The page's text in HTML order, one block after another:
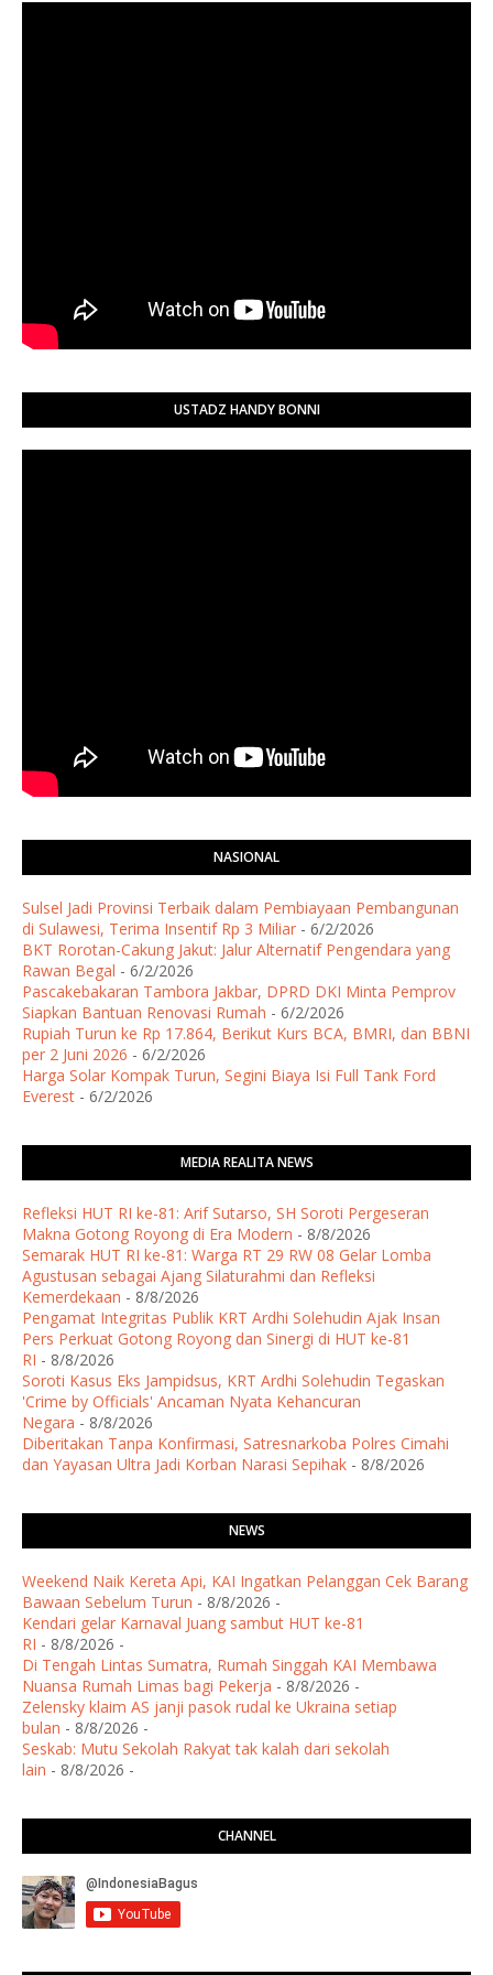
USTADZ HANDY BONNI
NASIONAL
Sulsel Jadi Provinsi Terbaik dalam Pembiayaan Pembangunan
di Sulawesi, Terima Insentif Rp 3 Miliar - 6/2/2026
BKT Rorotan-Cakung Jakut: Jalur Alternatif Pengendara yang
Rawan Begal - 6/2/2026
Pascakebakaran Tambora Jakbar, DPRD DKI Minta Pemprov
Siapkan Bantuan Renovasi Rumah - 6/2/2026
Rupiah Turun ke Rp 17.864, Berikut Kurs BCA, BMRI, dan BBNI
per 2 Juni 2026 - 6/2/2026
Harga Solar Kompak Turun, Segini Biaya Isi Full Tank Ford
Everest - 6/2/2026
MEDIA REALITA NEWS
Refleksi HUT RI ke-81: Arif Sutarso, SH Soroti Pergeseran
Makna Gotong Royong di Era Modern - 8/8/2026
Semarak HUT RI ke-81: Warga RT 29 RW 08 Gelar Lomba
Agustusan sebagai Ajang Silaturahmi dan Refleksi
Kemerdekaan - 8/8/2026
Pengamat Integritas Publik KRT Ardhi Solehudin Ajak Insan
Pers Perkuat Gotong Royong dan Sinergi di HUT ke-81
RI - 8/8/2026
Soroti Kasus Eks Jampidsus, KRT Ardhi Solehudin Tegaskan
'Crime by Officials' Ancaman Nyata Kehancuran
Negara - 8/8/2026
Diberitakan Tanpa Konfirmasi, Satresnarkoba Polres Cimahi
dan Yayasan Ultra Jadi Korban Narasi Sepihak - 8/8/2026
NEWS
Weekend Naik Kereta Api, KAI Ingatkan Pelanggan Cek Barang
Bawaan Sebelum Turun - 8/8/2026 -
Kendari gelar Karnaval Juang sambut HUT ke-81
RI - 8/8/2026 -
Di Tengah Lintas Sumatra, Rumah Singgah KAI Membawa
Nuansa Rumah Limas bagi Pekerja - 8/8/2026 -
Zelensky klaim AS janji pasok rudal ke Ukraina setiap
bulan - 8/8/2026 -
Seskab: Mutu Sekolah Rakyat tak kalah dari sekolah
lain - 8/8/2026 -
CHANNEL